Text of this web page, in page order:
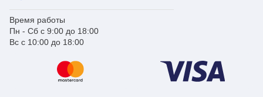
Время работы
Пн - Сб с 9:00 до 18:00
Вс с 10:00 до 18:00